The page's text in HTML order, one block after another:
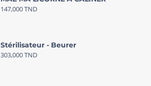
147,000TND
Stérilisateur - Beurer
303,000TND